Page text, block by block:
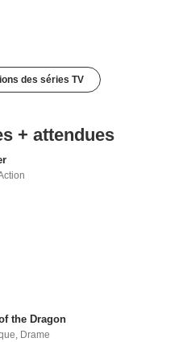
des séries TV
+ attendues
the Dragon
, Drame